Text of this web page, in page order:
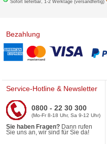
Sofort lieferbar, 1-2 Werktage (versandfertig)
Bezahlung
Service-Hotline & Newsletter
0800 - 22 30 300
(Mo-Fr 8-18 Uhr, Sa 9-12 Uhr)
Sie haben Fragen? Dann rufen
Sie uns an, wir sind für Sie da!